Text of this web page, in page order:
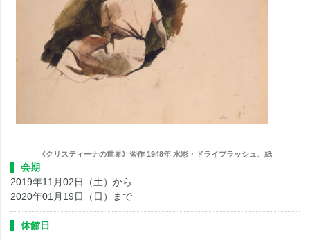
《クリスティーナの世界》習作 1948年 水彩・ドライブラッシュ、紙
会期
2019年11月02日（土）から
2020年01月19日（日）まで
休館日